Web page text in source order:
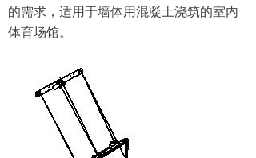
的需求，适用于墙体用混凝土浇筑的室内
体育场馆。